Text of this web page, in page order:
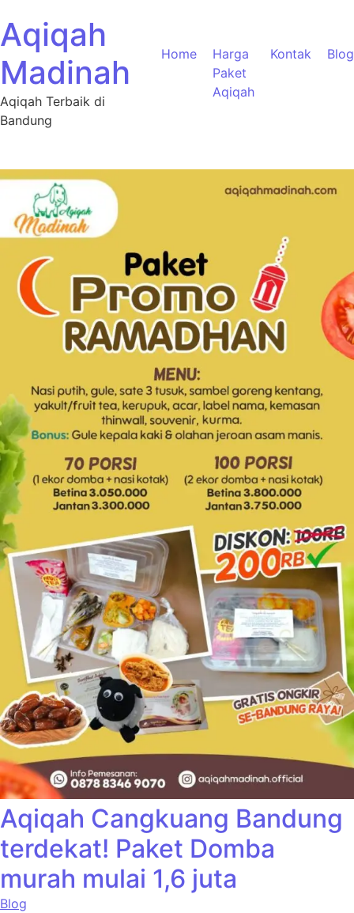
Aqiqah
Madinah
Aqiqah Terbaik di
Bandung
Home
Harga
Paket
Aqiqah
Kontak Blog
Aqiqah Cangkuang Bandung
terdekat! Paket Domba
murah mulai 1,6 juta
Blog